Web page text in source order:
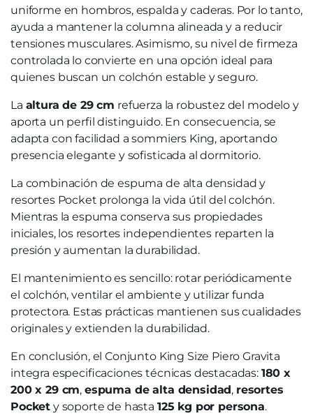
uniforme en hombros, espalda y caderas. Por lo tanto,
ayuda a mantener la columna alineada y a reducir
tensiones musculares. Asimismo, su nivel de firmeza
controlada lo convierte en una opción ideal para
quienes buscan un colchón estable y seguro.
La altura de 29 cm refuerza la robustez del modelo y
aporta un perfil distinguido. En consecuencia, se
adapta con facilidad a sommiers King, aportando
presencia elegante y sofisticada al dormitorio.
La combinación de espuma de alta densidad y
resortes Pocket prolonga la vida útil del colchón.
Mientras la espuma conserva sus propiedades
iniciales, los resortes independientes reparten la
presión y aumentan la durabilidad.
El mantenimiento es sencillo: rotar periódicamente
el colchón, ventilar el ambiente y utilizar funda
protectora. Estas prácticas mantienen sus cualidades
originales y extienden la durabilidad.
En conclusión, el Conjunto King Size Piero Gravita
integra especificaciones técnicas destacadas: 180 x
200 x 29 cm, espuma de alta densidad, resortes
Pocket y soporte de hasta 125 kg por persona.